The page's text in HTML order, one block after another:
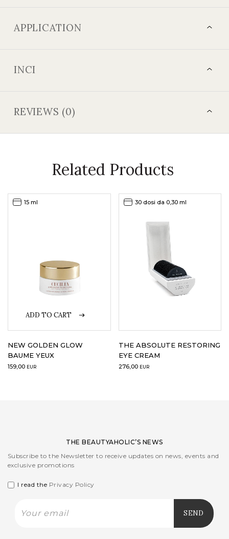
APPLICATION
INCI
REVIEWS (0)
Related Products
ADD TO CART
15 ml
NEW GOLDEN GLOW
BAUME YEUX
159,00 EUR
30 dosi da 0,30 ml
THE ABSOLUTE RESTORING
EYE CREAM
276,00 EUR
THE BEAUTYAHOLIC’S NEWS
Subscribe to the Newsletter to receive updates on news, events and
exclusive promotions
I read the Privacy Policy